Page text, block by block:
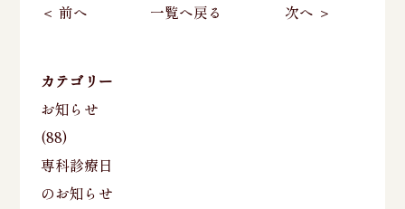
＜ 前へ 一覧へ戻る 次へ ＞
カテゴリー
お知らせ
(88)
専科診療日
のお知らせ